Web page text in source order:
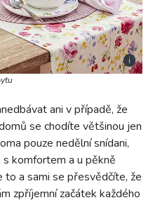
i
ani v případě, že
se chodíte většinou jen
pouze nedělní snídani,
komfortem a u pěkně
a sami se přesvědčíte, že
zpříjemní začátek každého